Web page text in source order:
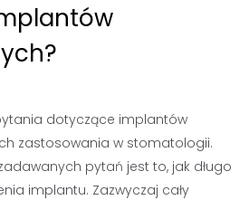
dotyczące implantów
zastosowania w stomatologii.
pytań jest to, jak długo
implantu. Zazwyczaj cały